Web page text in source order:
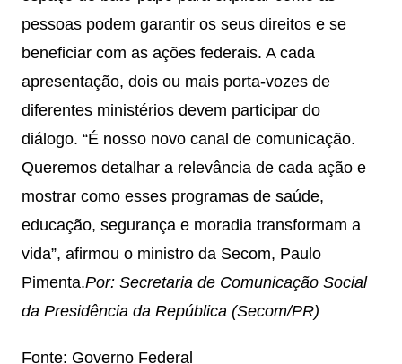
pessoas podem garantir os seus direitos e se
beneficiar com as ações federais. A cada
apresentação, dois ou mais porta-vozes de
diferentes ministérios devem participar do
diálogo. “É nosso novo canal de comunicação.
Queremos detalhar a relevância de cada ação e
mostrar como esses programas de saúde,
educação, segurança e moradia transformam a
vida”, afirmou o ministro da Secom, Paulo
Pimenta.Por: Secretaria de Comunicação Social
da Presidência da República (Secom/PR)
Fonte: Governo Federal